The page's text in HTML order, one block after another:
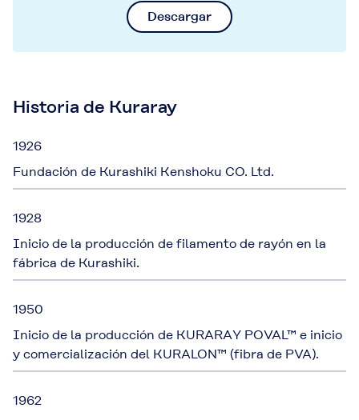
Descargar
Historia de Kuraray
1926
Fundación de Kurashiki Kenshoku CO. Ltd.
1928
Inicio de la producción de filamento de rayón en la
fábrica de Kurashiki.
1950
Inicio de la producción de KURARAY POVAL™ e inicio
y comercialización del KURALON™ (fibra de PVA).
1962